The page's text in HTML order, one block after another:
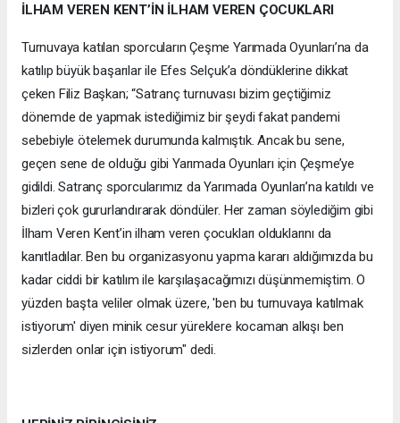
İLHAM VEREN KENT’İN İLHAM VEREN ÇOCUKLARI
Turnuvaya katılan sporcuların Çeşme Yarımada Oyunları’na da
katılıp büyük başarılar ile Efes Selçuk’a döndüklerine dikkat
çeken Filiz Başkan; “Satranç turnuvası bizim geçtiğimiz
dönemde de yapmak istediğimiz bir şeydi fakat pandemi
sebebiyle ötelemek durumunda kalmıştık. Ancak bu sene,
geçen sene de olduğu gibi Yarımada Oyunları için Çeşme’ye
gidildi. Satranç sporcularımız da Yarımada Oyunları’na katıldı ve
bizleri çok gururlandırarak döndüler. Her zaman söylediğim gibi
İlham Veren Kent’in ilham veren çocukları olduklarını da
kanıtladılar. Ben bu organizasyonu yapma kararı aldığımızda bu
kadar ciddi bir katılım ile karşılaşacağımızı düşünmemiştim. O
yüzden başta veliler olmak üzere, 'ben bu turnuvaya katılmak
istiyorum' diyen minik cesur yüreklere kocaman alkışı ben
sizlerden onlar için istiyorum" dedi.